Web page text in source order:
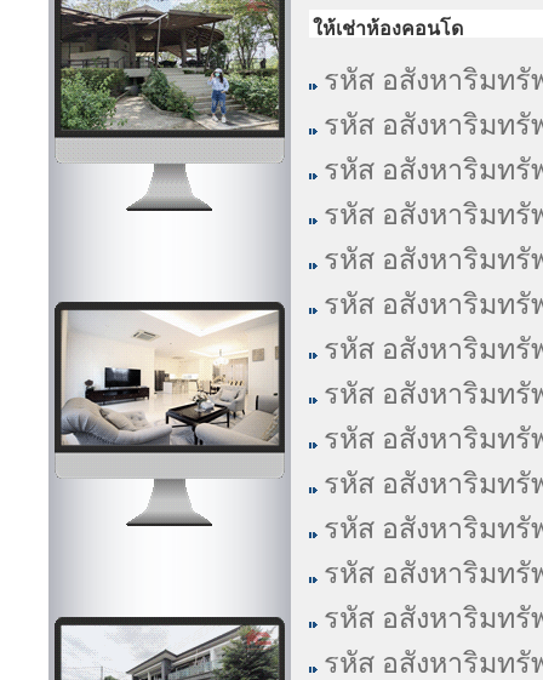
ให้เช่าห้องคอนโด
รหัส อสังหาริมทรั
รหัส อสังหาริมทรั
รหัส อสังหาริมทรั
รหัส อสังหาริมทรั
รหัส อสังหาริมทรั
รหัส อสังหาริมทรั
รหัส อสังหาริมทรั
รหัส อสังหาริมทรั
รหัส อสังหาริมทรั
รหัส อสังหาริมทรั
รหัส อสังหาริมทรั
รหัส อสังหาริมทรั
รหัส อสังหาริมทรั
รหัส อสังหาริมทรั